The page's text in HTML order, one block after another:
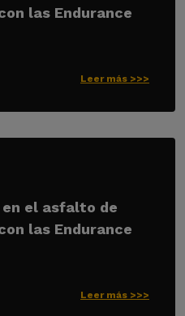
las Endurance
Leer más >>>
el asfalto de
las Endurance
Leer más >>>